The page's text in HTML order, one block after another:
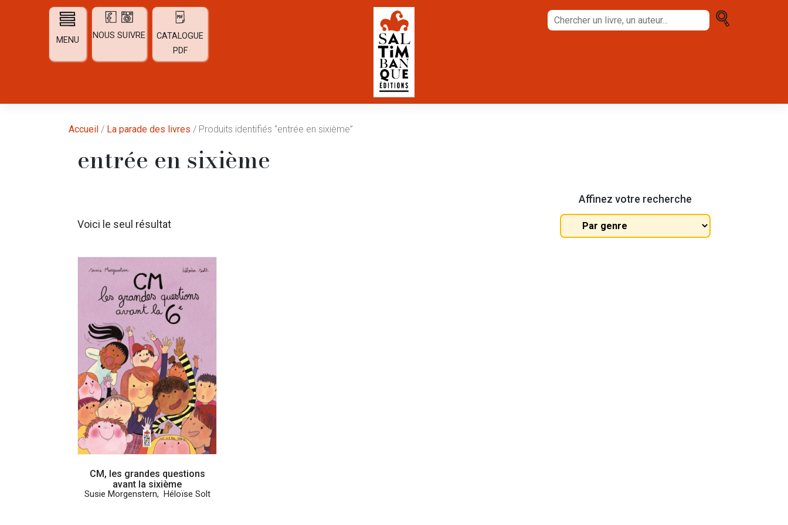
MENU NOUS SUIVRE
CATALOGUE
PDF
Chercher
un
Accueil / La parade des livres / Produits identifiés “entrée en sixième”
entrée en sixième
Affinez votre recherche
Tous
les
Voici le seul résultat
CM, les grandes questions
avant la sixième
Susie Morgenstern, Héloïse Solt